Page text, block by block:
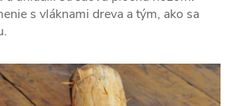
s vláknami dreva a tým, ako sa